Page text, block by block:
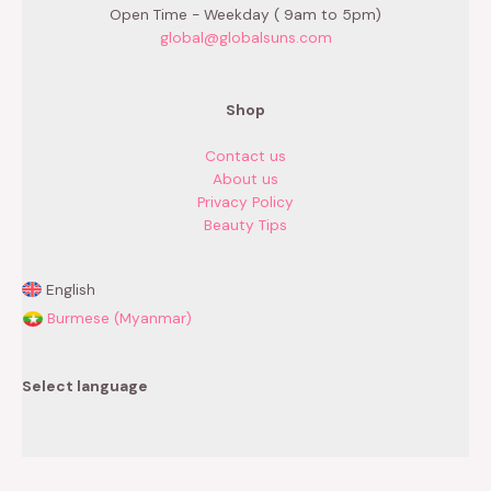
Open Time - Weekday ( 9am to 5pm)
global@globalsuns.com
Shop
Contact us
About us
Privacy Policy
Beauty Tips
English
Burmese (Myanmar)
Select language